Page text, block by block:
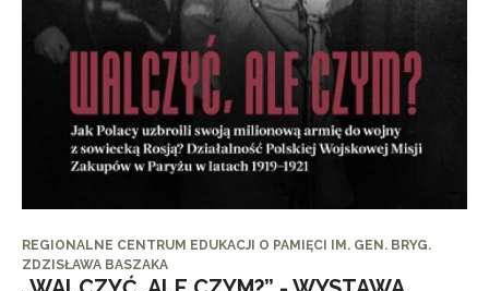
REGIONALNE CENTRUM EDUKACJI O PAMIĘCI IM. GEN. BRYG.
ZDZISŁAWA BASZAKA